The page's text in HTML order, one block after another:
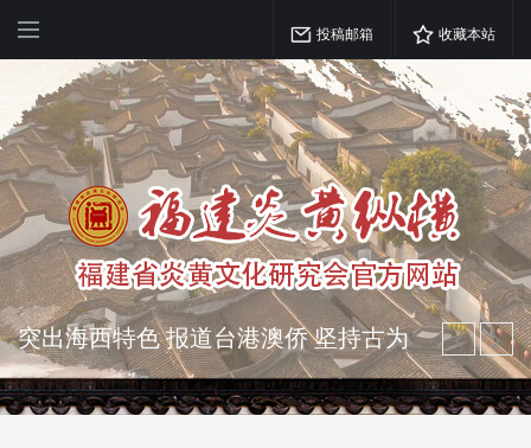
投稿邮箱 收藏本站
突出海西特色 报道台港澳侨 坚持古为
今用 力求雅俗共赏
弘扬优秀文化 振奋民族精神 介绍民族